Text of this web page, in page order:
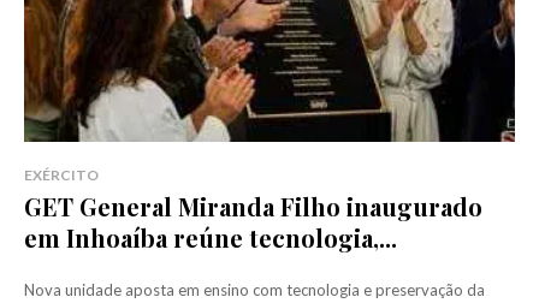
EXÉRCITO
GET General Miranda Filho inaugurado
em Inhoaíba reúne tecnologia,...
Nova unidade aposta em ensino com tecnologia e preservação da